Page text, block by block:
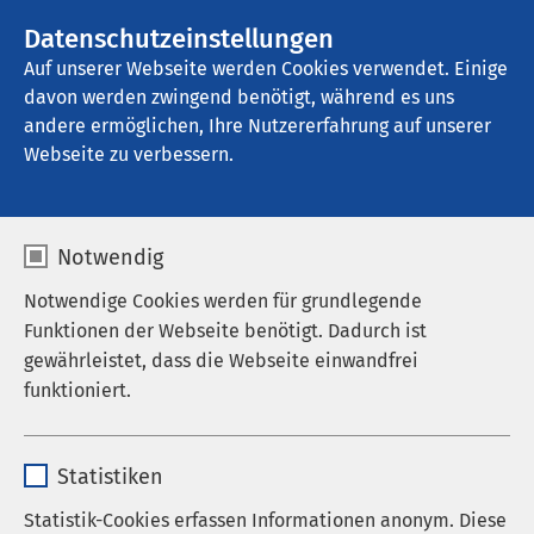
Datenschutzeinstellungen
Auf unserer Webseite werden Cookies verwendet. Einige
davon werden zwingend benötigt, während es uns
andere ermöglichen, Ihre Nutzererfahrung auf unserer
Webseite zu verbessern.
Notwendig
Notwendige Cookies werden für grundlegende
Funktionen der Webseite benötigt. Dadurch ist
gewährleistet, dass die Webseite einwandfrei
funktioniert.
Anbieter sgalinski
Statistiken
Statistik-Cookies erfassen Informationen anonym. Diese
AMEOS Klinikum Schönebeck